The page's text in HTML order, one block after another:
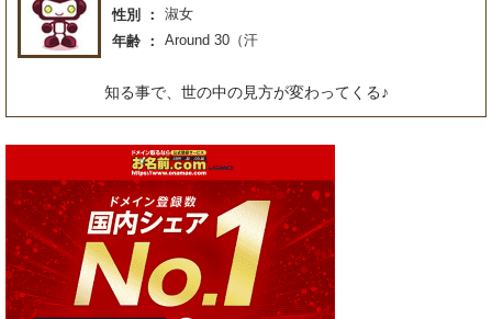
性別
淑女
年齢
Around 30（汗
知る事で、世の中の見方が変わってくる♪